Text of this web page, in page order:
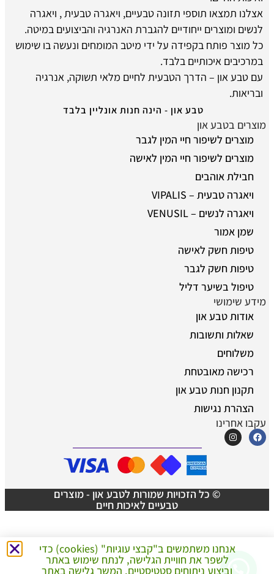
אצלנו תמצאו תוספי תזונה טבעיים, ויאגרה טבעית , ויאגרה
לנשים ומוצרים ייחודיים להגברת האנרגיה והביצועים במיטה.
כל מוצר פותח בקפידה על ידי מיטב המומחים ונעשה בו שימוש
במרכיבים איכותיים בלבד.
עם טבע און – הדרך הטבעית לחיים מלאי תשוקה, אנרגיה
ובריאות.
טבע און - הינה חנות אונליין בלבד
מוצרים בטבע און
מוצרים לשיפור חיי המין לגבר
מוצרים לשיפור חיי המין לאישה
חבילת אוהבים
ויאגרה טבעית – VIPALIS
ויאגרה לנשים – VENUSIL
שמן אמור
טיפות חשק לאישה
טיפות חשק לגבר
טיפול בשיער דליל
מידע שימושי
אודות טבע און
שאלות ותשובות
משלוחים
רכישה מאובטחת
תקנון חנות טבע און
הצהרת נגישות
עקבו אחרינו
© כל הזכויות שמורות לטבע און - מוצרים
טבעיים לאיכות חיים
צריך עזרה ברכישה?
אנחנו משתמשים ב"קבצי עוגיות" (cookies) כדי
לשפר את חוויית הגלישה, לנתח שימוש באתר
וביצוע ניתוחים סטטיסטיים. המשך גלישה באתר